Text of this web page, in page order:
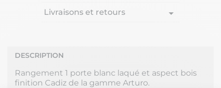
Livraisons et retours arrow_drop_down
DESCRIPTION
Rangement 1 porte blanc laqué et aspect bois
finition Cadiz de la gamme Arturo.